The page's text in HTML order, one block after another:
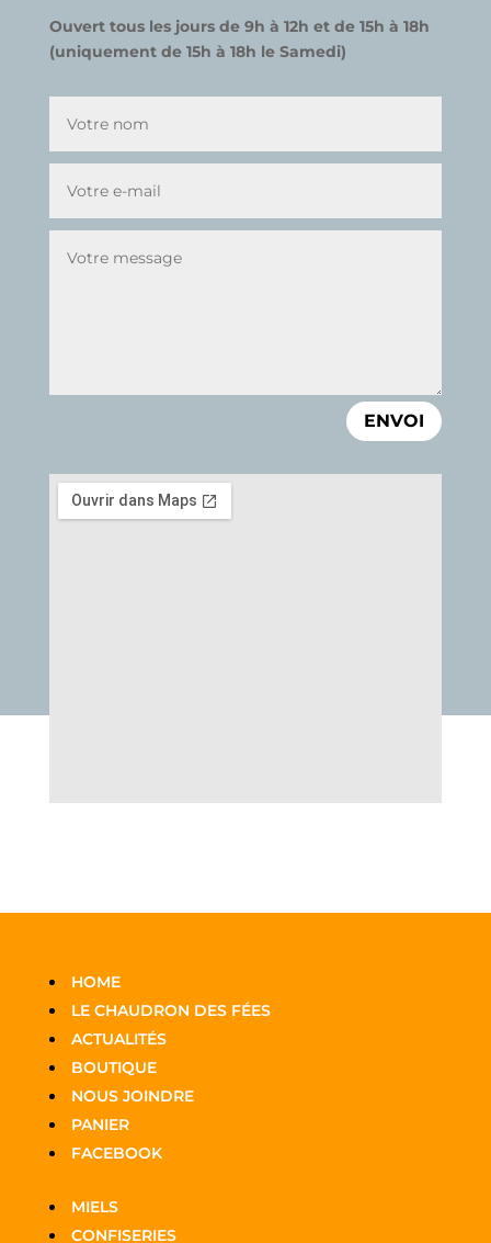
Ouvert tous les jours de 9h à 12h et de 15h à 18h
(uniquement de 15h à 18h le Samedi)
ENVOI
HOME
LE CHAUDRON DES FÉES
ACTUALITÉS
BOUTIQUE
NOUS JOINDRE
PANIER
FACEBOOK
MIELS
CONFISERIES